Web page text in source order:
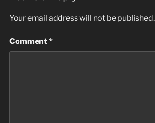
Your email address will not be published.
Comment*